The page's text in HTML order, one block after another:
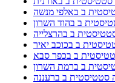
ב באלפי מנשה
ב בהוד השרון
ב בהרצלייה
ב בכוכב יאיר
ב בכפר סבא
ב ברמת השרון
סטטיסטית ב ברעננה